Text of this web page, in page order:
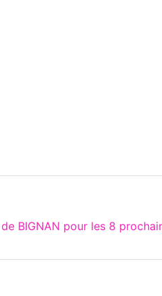
BIGNAN pour les 8